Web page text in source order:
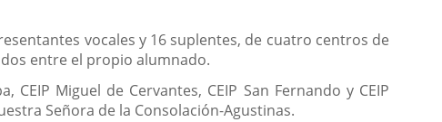
vocales y 16 suplentes, de cuatro centros de
entre el propio alumnado.
Miguel de Cervantes, CEIP San Fernando y CEIP
Señora de la Consolación-Agustinas.